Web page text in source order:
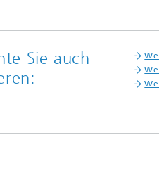
Sie auch